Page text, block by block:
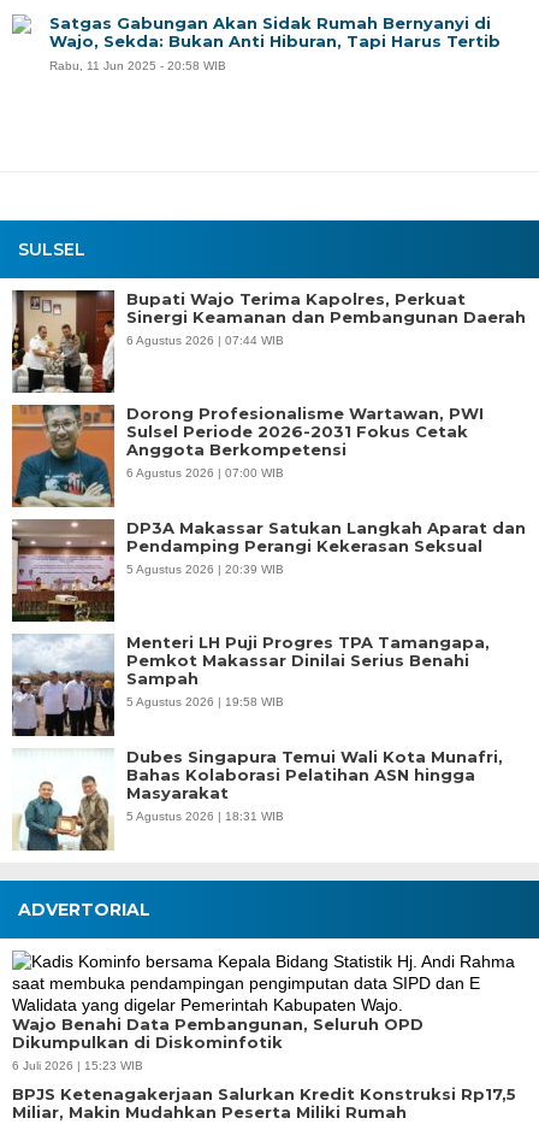
SULSEL
Bupati Wajo Terima Kapolres, Perkuat
Sinergi Keamanan dan Pembangunan Daerah
6 Agustus 2026 | 07:44 WIB
Dorong Profesionalisme Wartawan, PWI
Sulsel Periode 2026-2031 Fokus Cetak
Anggota Berkompetensi
6 Agustus 2026 | 07:00 WIB
DP3A Makassar Satukan Langkah Aparat dan
Pendamping Perangi Kekerasan Seksual
5 Agustus 2026 | 20:39 WIB
Menteri LH Puji Progres TPA Tamangapa,
Pemkot Makassar Dinilai Serius Benahi
Sampah
5 Agustus 2026 | 19:58 WIB
Dubes Singapura Temui Wali Kota Munafri,
Bahas Kolaborasi Pelatihan ASN hingga
Masyarakat
5 Agustus 2026 | 18:31 WIB
Satgas Gabungan Akan Sidak Rumah Bernyanyi di
Wajo, Sekda: Bukan Anti Hiburan, Tapi Harus Tertib
Rabu, 11 Jun 2025 - 20:58 WIB
ADVERTORIAL
Wajo Benahi Data Pembangunan, Seluruh OPD
Dikumpulkan di Diskominfotik
6 Juli 2026 | 15:23 WIB
BPJS Ketenagakerjaan Salurkan Kredit Konstruksi Rp17,5
Miliar, Makin Mudahkan Peserta Miliki Rumah